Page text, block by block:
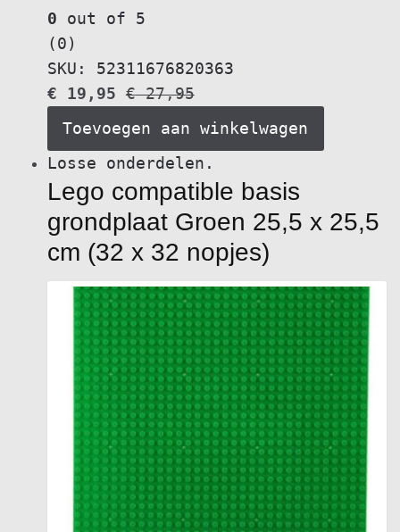
0 out of 5
(0)
SKU: 52311676820363
€ 19,95 €27,95
Toevoegen aan winkelwagen
Losse onderdelen.
Lego compatible basis
grondplaat Groen 25,5 x 25,5
cm (32 x 32 nopjes)